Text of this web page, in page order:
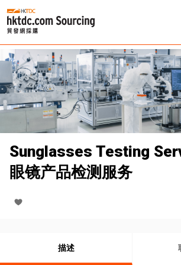
Sunglasses Testing
眼镜产品检测服务
描述